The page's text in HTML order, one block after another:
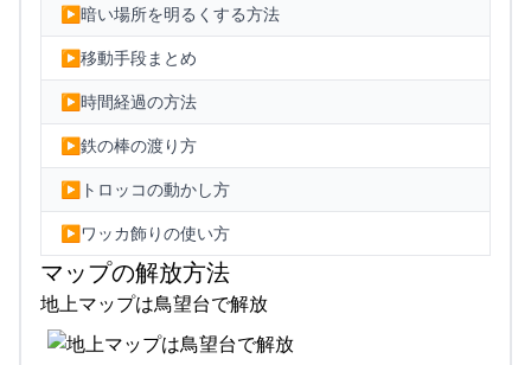
▶暗い場所を明るくする方法
▶移動手段まとめ
▶時間経過の方法
▶鉄の棒の渡り方
▶トロッコの動かし方
▶ワッカ飾りの使い方
マップの解放方法
地上マップは鳥望台で解放